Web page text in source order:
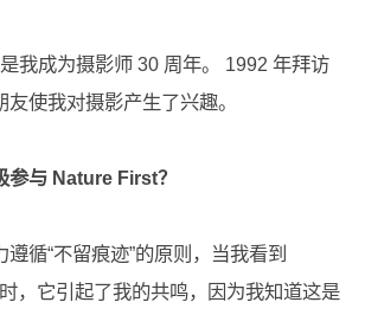
我成为摄影师 30 周年。 1992 年拜访
使我对摄影产生了兴趣。
参与 Nature First？
循“不留痕迹”的原则，当我看到
，它引起了我的共鸣，因为我知道这是